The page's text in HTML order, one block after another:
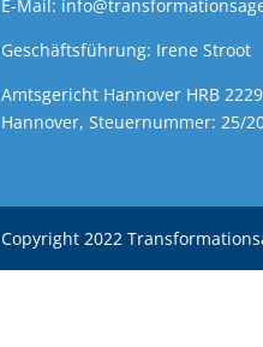
E-Mail:
Geschäftsführung: Irene Stroot
Amtsgericht Hannover HRB
Hannover, Steuernummer: 25/
Copyright 2022